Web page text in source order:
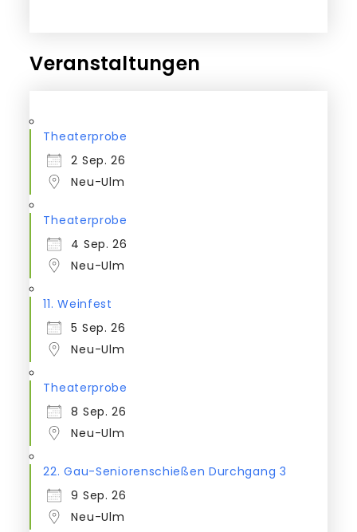
Veranstaltungen
Theaterprobe
2 Sep. 26
Neu-Ulm
Theaterprobe
4 Sep. 26
Neu-Ulm
11. Weinfest
5 Sep. 26
Neu-Ulm
Theaterprobe
8 Sep. 26
Neu-Ulm
22. Gau-Seniorenschießen Durchgang 3
9 Sep. 26
Neu-Ulm